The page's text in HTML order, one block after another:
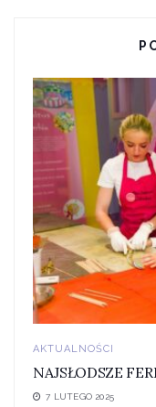
AKTUALNOŚCI
NAJSŁODSZE
7 LUTEGO 2025